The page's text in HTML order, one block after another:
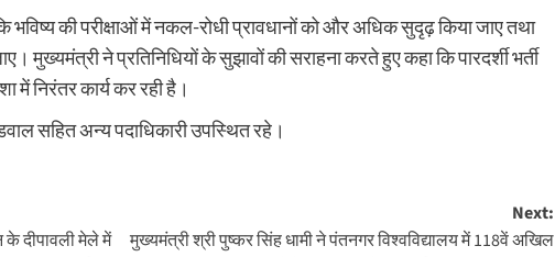
की परीक्षाओं में नकल-रोधी प्रावधानों को और अधिक सुदृढ़ किया जाए तथा
मुख्यमंत्री ने प्रतिनिधियों के सुझावों की सराहना करते हुए कहा कि पारदर्शी भर्ती
में निरंतर कार्य कर रही है।
सहित अन्य पदाधिकारी उपस्थित रहे।
के दीपावली मेले में
Next:
मुख्यमंत्री श्री पुष्कर सिंह धामी ने पंतनगर विश्वविद्यालय में 118वें अखिल